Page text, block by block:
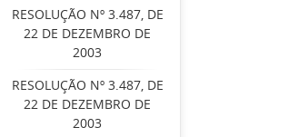
RESOLUÇÃO Nº 3.487, DE
22 DE DEZEMBRO DE
2003
RESOLUÇÃO Nº 3.487, DE
22 DE DEZEMBRO DE
2003